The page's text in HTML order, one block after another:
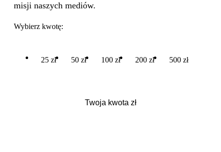
misji naszych mediów.
Wybierz kwotę:
25 zł 50 zł 100 zł 200 zł 500 zł